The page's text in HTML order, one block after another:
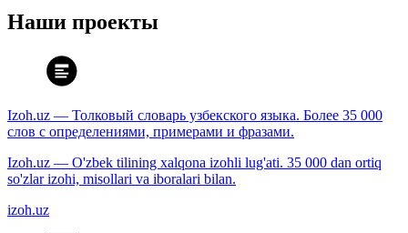
Наши проекты
Izoh.uz — Толковый словарь узбекского языка. Более 35 000
слов с определениями, примерами и фразами.
Izoh.uz — O'zbek tilining xalqona izohli lug'ati. 35 000 dan ortiq
so'zlar izohi, misollari va iboralari bilan.
izoh.uz